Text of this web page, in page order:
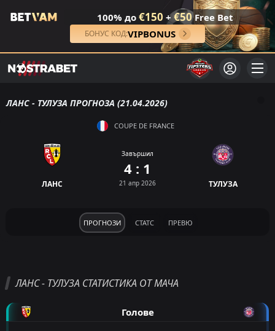
100% до €150 + €50Free Bet
БОНУС КОД:VIPBONUS
ЛАНС - ТУЛУЗА ПРОГНОЗА (21.04.2026)
COUPE DE FRANCE
ЛАНС
Завършил
4 : 1
21 апр 2026 ТУЛУЗА
ПРОГНОЗИ СТАТС ПРЕВЮ
ЛАНС - ТУЛУЗА СТАТИСТИКА ОТ МАЧА
Голове